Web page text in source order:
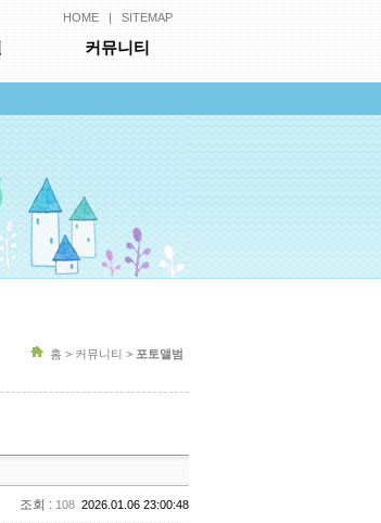
HOME | SITEMAP
커뮤니티
홈 > 커뮤니티 > 포토앨범
조회 : 108 2026.01.06 23:00:48